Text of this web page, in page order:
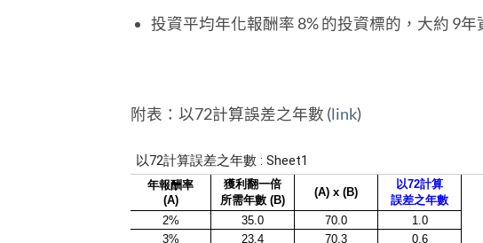
投資平均年化報酬率 8% 的投資標的，大約 9年
附表：以72計算誤差之年數 (link)